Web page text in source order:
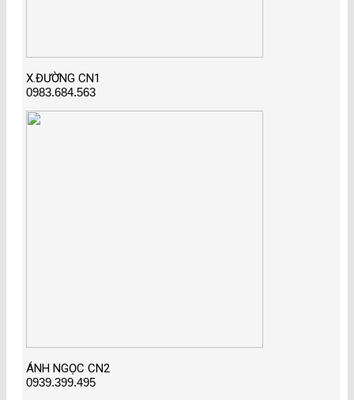
X.ĐƯỜNG CN1
0983.684.563
ÁNH NGỌC CN2
0939.399.495